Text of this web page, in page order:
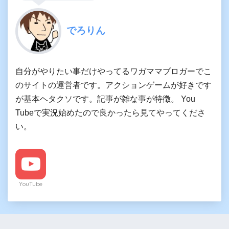
でろりん
自分がやりたい事だけやってるワガママブロガーでこ
のサイトの運営者です。アクションゲームが好きです
が基本ヘタクソです。記事が雑な事が特徴。 You
Tubeで実況始めたので良かったら見てやってくださ
い。
YouTube